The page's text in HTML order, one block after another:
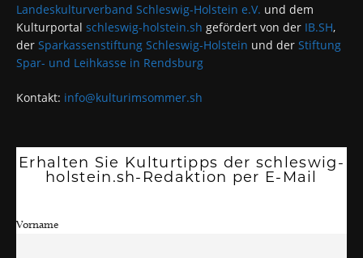
Landeskulturverband Schleswig-Holstein e.V. und dem
Kulturportal schleswig-holstein.sh gefördert von der IB.SH,
der Sparkassenstiftung Schleswig-Holstein und der Stiftung
Spar- und Leihkasse in Rendsburg
Kontakt: info@kulturimsommer.sh
Erhalten Sie Kulturtipps der schleswig-
holstein.sh-Redaktion per E-Mail
Vorname